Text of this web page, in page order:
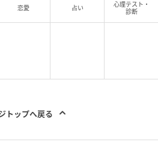
恋愛 占い
心理テスト・
診断
トップへ戻る